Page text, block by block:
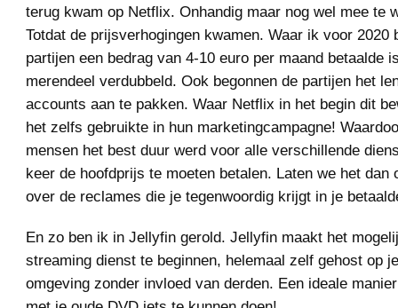
terug kwam op Netflix. Onhandig maar nog wel mee te
Totdat de prijsverhogingen kwamen. Waar ik voor 2020
partijen een bedrag van 4-10 euro per maand betaalde
merendeel verdubbeld. Ook begonnen de partijen het
accounts aan te pakken. Waar Netflix in het begin dit
het zelfs gebruikte in hun marketingcampagne!
mensen het best duur werd voor alle verschillende
keer de hoofdprijs te moeten betalen. Laten we het dan
over de reclames die je tegenwoordig krijgt in je
En zo ben ik in Jellyfin gerold. Jellyfin maakt het
streaming dienst te beginnen, helemaal zelf gehost op
omgeving zonder invloed van derden. Een ideale